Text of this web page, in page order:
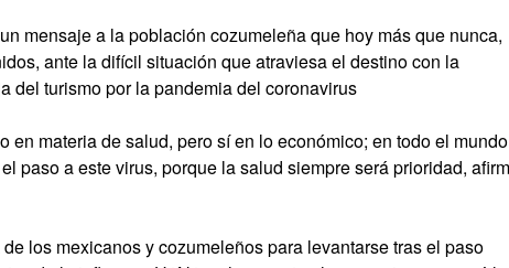
mensaje a la población cozumeleña que hoy más que nunca,
ante la difícil situación que atraviesa el destino con la
del turismo por la pandemia del coronavirus
en materia de salud, pero sí en lo económico; en todo el mundo
paso a este virus, porque la salud siempre será prioridad,
los mexicanos y cozumeleños para levantarse tras el paso